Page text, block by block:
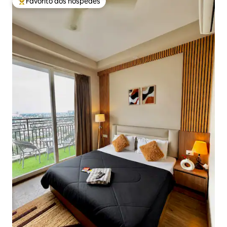
Favoritos dos hóspedes mais apreciados